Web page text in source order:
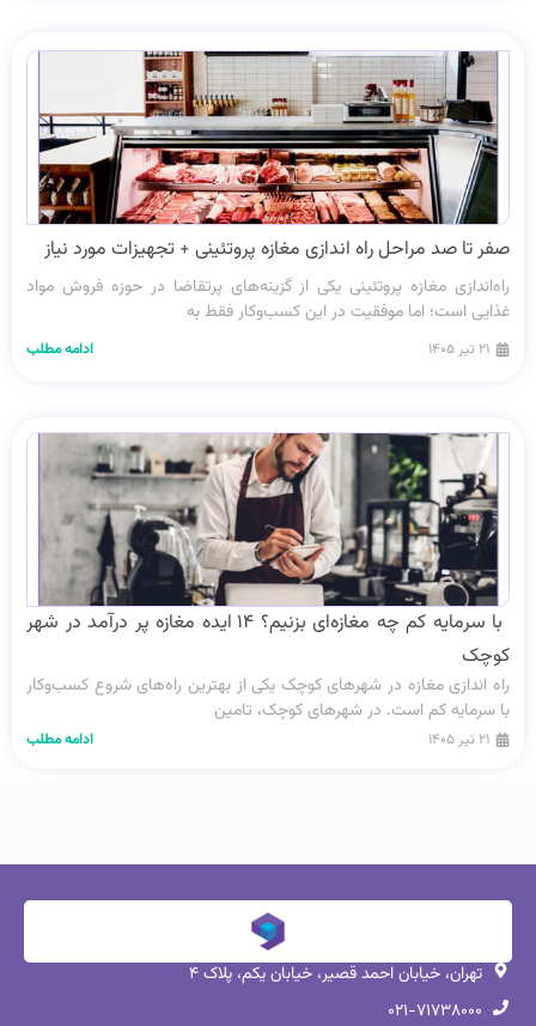
صفر تا صد مراحل راه‌ اندازی مغازه پروتئینی + تجهیزات مورد نیاز
راه‌اندازی مغازه پروتئینی یکی از گزینه‌های پرتقاضا در حوزه فروش مواد
غذایی است؛ اما موفقیت در این کسب‌وکار فقط به
۲۱ تیر ۱۴۰۵ ادامه مطلب
با سرمایه کم چه مغازه‌ای بزنیم؟ ۱۴ ایده‌ مغازه پر درآمد در شهر
کوچک
راه‌ اندازی مغازه در شهرهای کوچک یکی از بهترین راه‌های شروع کسب‌وکار
با سرمایه کم است. در شهرهای کوچک، تامین
۲۱ تیر ۱۴۰۵ ادامه مطلب
تهران، خیابان احمد قصیر، خیابان یکم، پلاک ۴
۰۲۱-۷۱۷۳۸۰۰۰